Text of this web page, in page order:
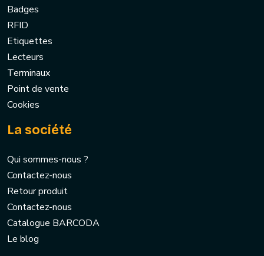
Badges
RFID
Etiquettes
Lecteurs
Terminaux
Point de vente
Cookies
La société
Qui sommes-nous ?
Contactez-nous
Retour produit
Contactez-nous
Catalogue BARCODA
Le blog